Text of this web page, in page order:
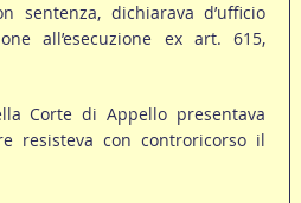
sentenza, dichiarava d’ufficio
all’esecuzione ex art. 615,
Corte di Appello presentava
resisteva con controricorso il